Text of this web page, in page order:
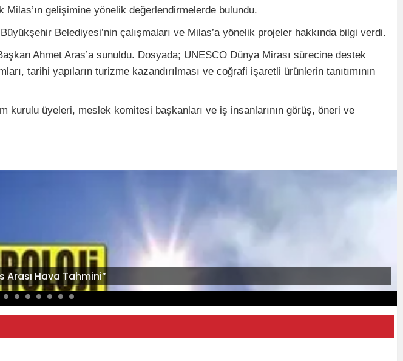
gelişimine yönelik değerlendirmelerde bulundu.
Belediyesi’nin çalışmaları ve Milas’a yönelik projeler hakkında bilgi verdi.
Ahmet Aras’a sunuldu. Dosyada; UNESCO Dünya Mirası sürecine destek
tarihi yapıların turizme kazandırılması ve coğrafi işaretli ürünlerin tanıtımının
kurulu üyeleri, meslek komitesi başkanları ve iş insanlarının görüş, öneri ve
Hava Tahmini”